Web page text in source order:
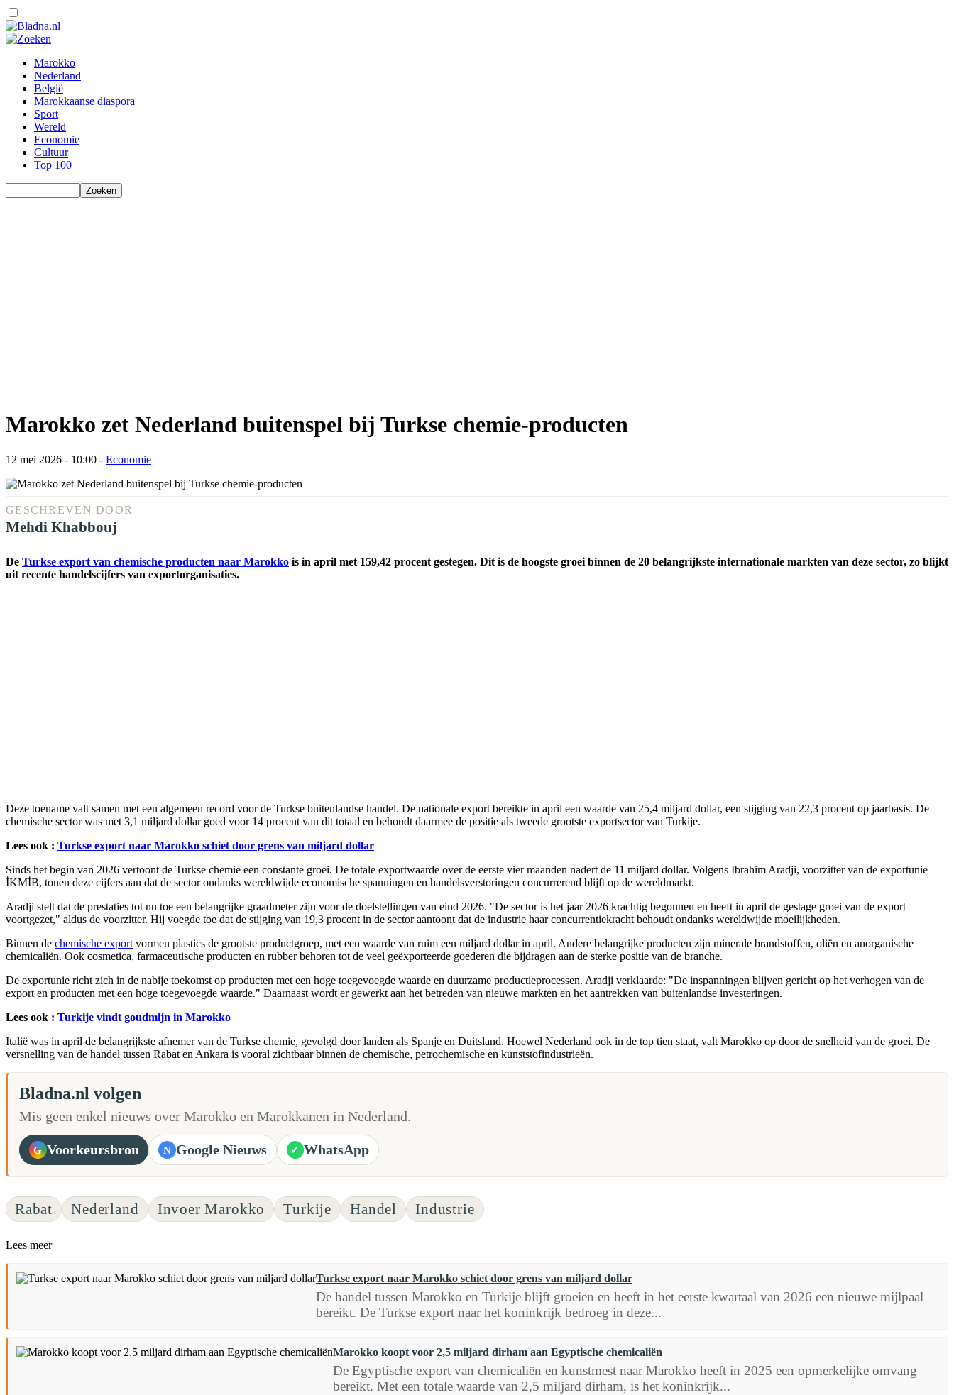
Marokko
Nederland
België
Marokkaanse diaspora
Sport
Wereld
Economie
Cultuur
Top 100
Marokko zet Nederland buitenspel bij Turkse chemie-producten
12 mei 2026 - 10:00 - Economie
GESCHREVEN DOOR
Mehdi Khabbouj
De Turkse export van chemische producten naar Marokko is in april met 159,42 procent gestegen. Dit is de hoogste groei binnen de 20 belangrijkste internationale markten van deze sector, zo blijkt
uit recente handelscijfers van exportorganisaties.
Deze toename valt samen met een algemeen record voor de Turkse buitenlandse handel. De nationale export bereikte in april een waarde van 25,4 miljard dollar, een stijging van 22,3 procent op jaarbasis. De
chemische sector was met 3,1 miljard dollar goed voor 14 procent van dit totaal en behoudt daarmee de positie als tweede grootste exportsector van Turkije.
Lees ook : Turkse export naar Marokko schiet door grens van miljard dollar
Sinds het begin van 2026 vertoont de Turkse chemie een constante groei. De totale exportwaarde over de eerste vier maanden nadert de 11 miljard dollar. Volgens Ibrahim Aradji, voorzitter van de exportunie
İKMİB, tonen deze cijfers aan dat de sector ondanks wereldwijde economische spanningen en handelsverstoringen concurrerend blijft op de wereldmarkt.
Aradji stelt dat de prestaties tot nu toe een belangrijke graadmeter zijn voor de doelstellingen van eind 2026. "De sector is het jaar 2026 krachtig begonnen en heeft in april de gestage groei van de export
voortgezet," aldus de voorzitter. Hij voegde toe dat de stijging van 19,3 procent in de sector aantoont dat de industrie haar concurrentiekracht behoudt ondanks wereldwijde moeilijkheden.
Binnen de chemische export vormen plastics de grootste productgroep, met een waarde van ruim een miljard dollar in april. Andere belangrijke producten zijn minerale brandstoffen, oliën en anorganische
chemicaliën. Ook cosmetica, farmaceutische producten en rubber behoren tot de veel geëxporteerde goederen die bijdragen aan de sterke positie van de branche.
De exportunie richt zich in de nabije toekomst op producten met een hoge toegevoegde waarde en duurzame productieprocessen. Aradji verklaarde: "De inspanningen blijven gericht op het verhogen van de
export en producten met een hoge toegevoegde waarde." Daarnaast wordt er gewerkt aan het betreden van nieuwe markten en het aantrekken van buitenlandse investeringen.
Lees ook : Turkije vindt goudmijn in Marokko
Italië was in april de belangrijkste afnemer van de Turkse chemie, gevolgd door landen als Spanje en Duitsland. Hoewel Nederland ook in de top tien staat, valt Marokko op door de snelheid van de groei. De
versnelling van de handel tussen Rabat en Ankara is vooral zichtbaar binnen de chemische, petrochemische en kunststofindustrieën.
Bladna.nl volgen
Mis geen enkel nieuws over Marokko en Marokkanen in Nederland.
G Voorkeursbron N Google Nieuws ✓ WhatsApp
Rabat Nederland Invoer Marokko Turkije Handel Industrie
Lees meer
Turkse export naar Marokko schiet door grens van miljard dollar
De handel tussen Marokko en Turkije blijft groeien en heeft in het eerste kwartaal van 2026 een nieuwe mijlpaal
bereikt. De Turkse export naar het koninkrijk bedroeg in deze...
Marokko koopt voor 2,5 miljard dirham aan Egyptische chemicaliën
De Egyptische export van chemicaliën en kunstmest naar Marokko heeft in 2025 een opmerkelijke omvang
bereikt. Met een totale waarde van 2,5 miljard dirham, is het koninkrijk...